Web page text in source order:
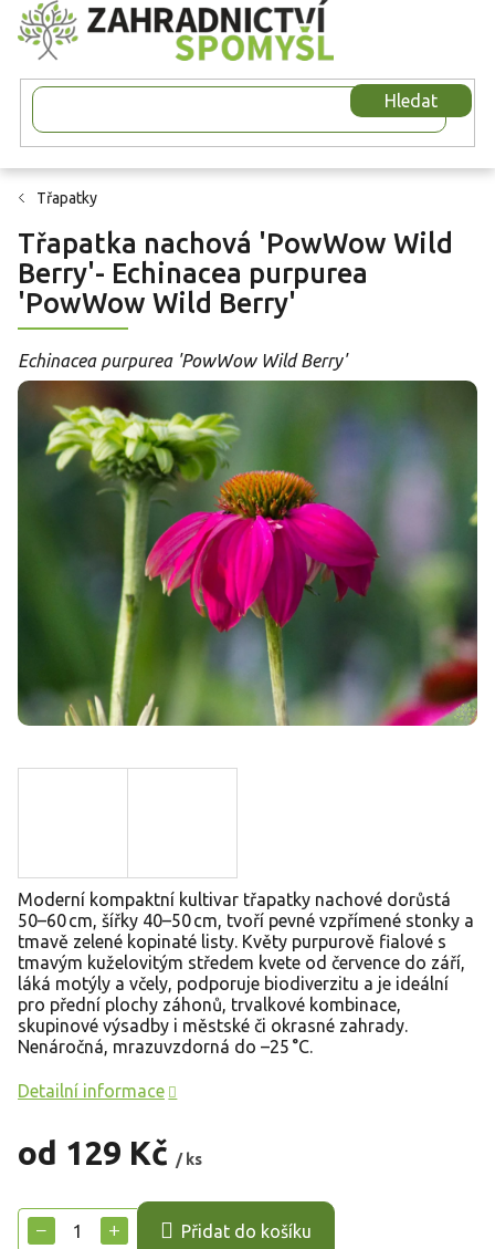
Přejít
na
obsah
Hledat
Třapatky
Třapatka nachová 'PowWow Wild
Berry'- Echinacea purpurea
'PowWow Wild Berry'
Echinacea purpurea 'PowWow Wild Berry'
od 129 Kč / ks
cena:
+
− Přidat do košíku
Moderní kompaktní kultivar třapatky nachové dorůstá
50–60 cm, šířky 40–50 cm, tvoří pevné vzpřímené stonky a
tmavě zelené kopinaté listy. Květy purpurově fialové s
tmavým kuželovitým středem kvete od července do září,
láká motýly a včely, podporuje biodiverzitu a je ideální
pro přední plochy záhonů, trvalkové kombinace,
skupinové výsadby i městské či okrasné zahrady.
Nenáročná, mrazuvzdorná do –25 °C.
Detailní informace